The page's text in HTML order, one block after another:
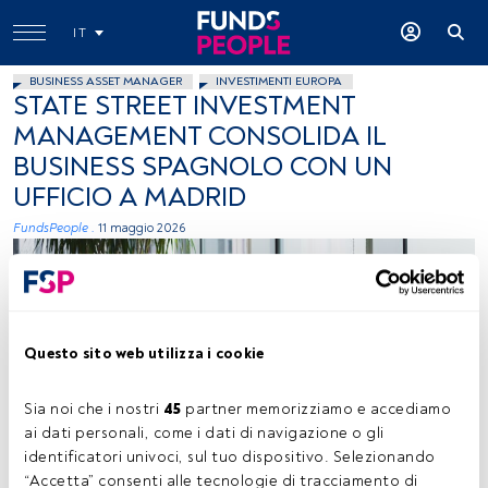
Questo sito web utilizza i cookie
Sia noi che i nostri 45 partner memorizziamo e accediamo
ai dati personali, come i dati di navigazione o gli
identificatori univoci, sul tuo dispositivo. Selezionando
“Accetta” consenti alle tecnologie di tracciamento di
IT
BUSINESS ASSET MANAGER INVESTIMENTI EUROPA
STATE STREET INVESTMENT
MANAGEMENT CONSOLIDA IL
BUSINESS SPAGNOLO CON UN
UFFICIO A MADRID
FundsPeople . 11 maggio 2026
Unsplash